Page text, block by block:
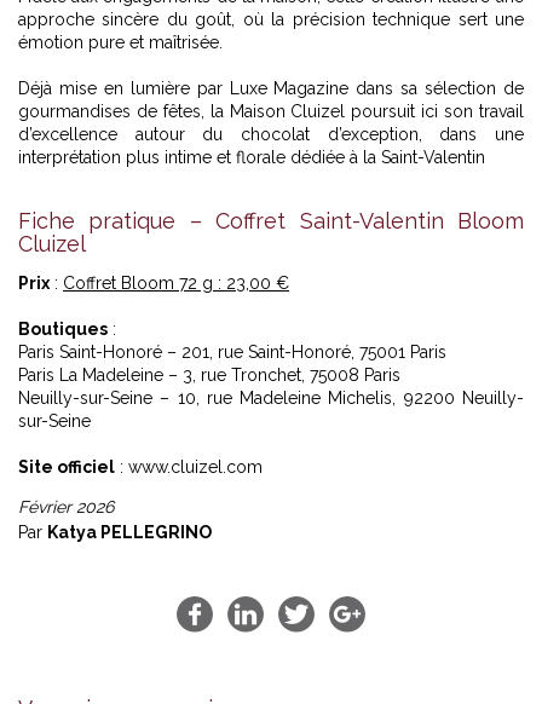
approche sincère du goût, où la précision technique sert une
émotion pure et maîtrisée.
Déjà mise en lumière par Luxe Magazine dans sasélection de
gourmandises de fêtes, la Maison Cluizel poursuit ici son travail
d’excellence autour du chocolat d’exception, dans une
interprétation plus intime et florale dédiée à la Saint-Valentin
Fiche pratique – Coffret Saint-Valentin Bloom
Cluizel
Prix: Coffret Bloom 72 g : 23,00 €
Boutiques :
Paris Saint-Honoré – 201, rue Saint-Honoré, 75001 Paris
Paris La Madeleine – 3, rue Tronchet, 75008 Paris
Neuilly-sur-Seine – 10, rue Madeleine Michelis, 92200 Neuilly-
sur-Seine
Site officiel : www.cluizel.com
Février 2026
Par Katya PELLEGRINO